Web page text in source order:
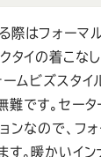
際はフォーマ
タイの着こな
ムビズスタイ
です。セータ
ンなので、フ
。暖かいイ